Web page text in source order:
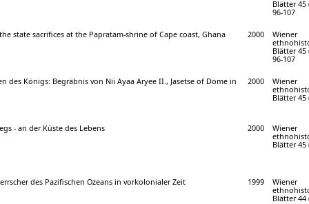
Blätter 45
96-107
state sacrifices at the Papratam-shrine of Cape coast, Ghana 2000
Wiener
Blätter 45
96-107
des Königs: Begräbnis von Nii Ayaa Aryee II., Jasetse of Dome in 2000
Wiener
Blätter 45
- an der Küste des Lebens 2000
Wiener
Blätter 45
des Pazifischen Ozeans in vorkolonialer Zeit 1999
Wiener
Blätter 44